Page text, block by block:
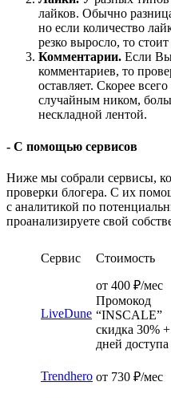
лайков. Обычно
но если количество
резко выросло, то
Комментарии. Если
комментариев, то
оставляет. Скорее
случайным ником,
нескладной лентой.
- С помощью сервисов
Ниже мы собрали сервисы,
проверки блогера. С их
с аналитикой по
проанализируете свой
Сервис Стоимость
LiveDune
от 400 ₽/мес
Промокод
“INSCALE”
скидка 30%
дней доступа
Trendhero от 730 ₽/мес